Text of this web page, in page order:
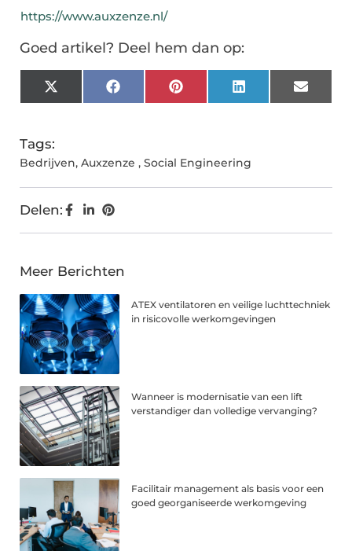
https://www.auxzenze.nl/
Goed artikel? Deel hem dan op:
X
(Twitter)
FacebookPinterestLinkedInEmail
Tags:
Bedrijven, Auxzenze , Social Engineering
Delen:
Meer Berichten
ATEX ventilatoren en veilige luchttechniek
in risicovolle werkomgevingen
Wanneer is modernisatie van een lift
verstandiger dan volledige vervanging?
Facilitair management als basis voor een
goed georganiseerde werkomgeving